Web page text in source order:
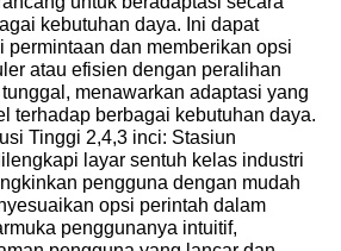
kebutuhan daya. Ini dapat
permintaan dan memberikan opsi
atau efisien dengan peralihan
menawarkan adaptasi yang
terhadap berbagai kebutuhan daya.
Tinggi 2,4,3 inci: Stasiun
layar sentuh kelas industri
pengguna dengan mudah
opsi perintah dalam
penggunanya intuitif,